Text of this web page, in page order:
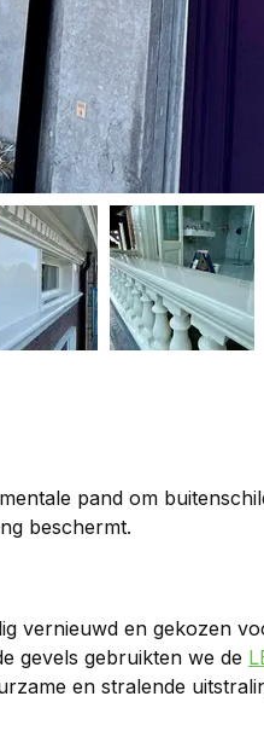
pand om
beschermt.
vernieuwd en gekozen
gevels gebruikten we de
en stralende